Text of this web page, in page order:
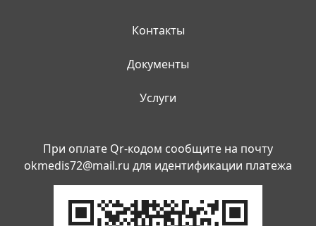
Контакты
Документы
Услуги
При оплате Qr-кодом сообщите на почту
okmedis72@mail.ru для идентификации платежа